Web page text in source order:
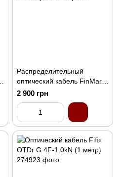
Распределительный
оптический кабель FinMark
FTTH002-SM-02 (бухта
1000 м)
2 900 грн